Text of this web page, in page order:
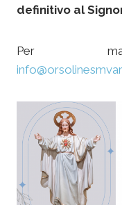
definitivo al
Per